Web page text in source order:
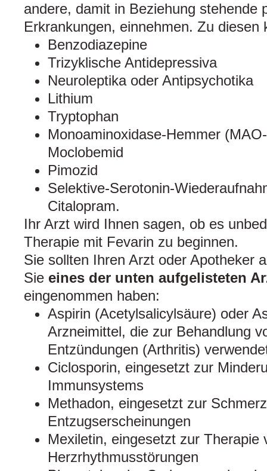
andere, damit in Beziehung stehende
Erkrankungen, einnehmen. Zu diesen
Benzodiazepine
Trizyklische Antidepressiva
Neuroleptika oder Antipsychotika
Lithium
Tryptophan
Monoaminoxidase-Hemmer
Moclobemid
Pimozid
Selektive-Serotonin-
Citalopram.
Ihr Arzt wird Ihnen sagen, ob es
Therapie mit Fevarin zu beginnen.
Sie sollten Ihren Arzt oder Apotheker
Sie eines der unten aufgelisteten
eingenommen haben:
Aspirin (Acetylsalicylsäure) oder
Arzneimittel, die zur Behandlung
Entzündungen (Arthritis)
Ciclosporin, eingesetzt zur
Immunsystems
Methadon, eingesetzt zur
Entzugserscheinungen
Mexiletin, eingesetzt zur Therapie
Herzrhythmusstörungen